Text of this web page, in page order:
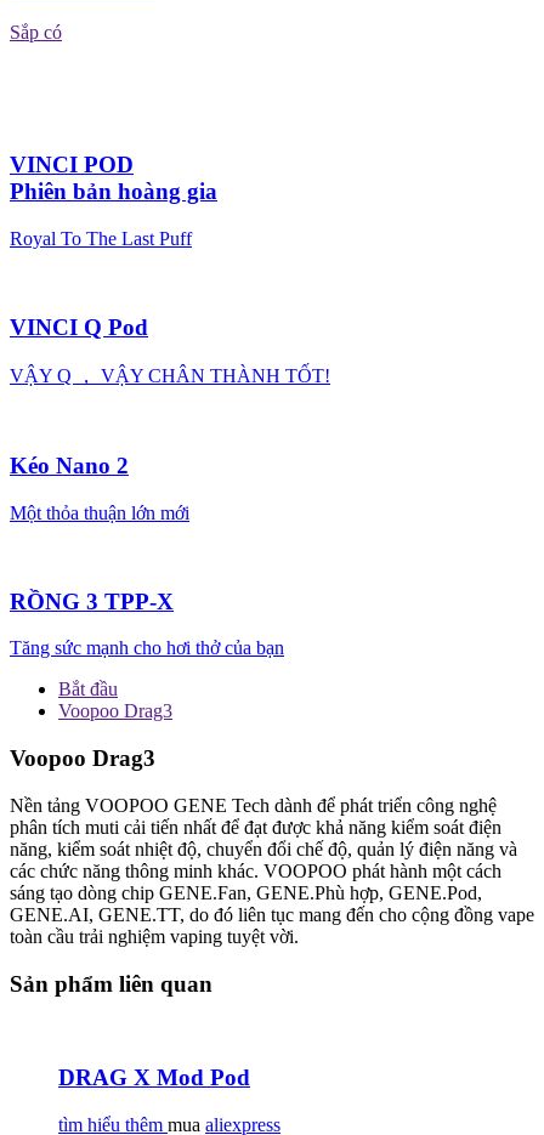
Sắp có
VINCI POD
Phiên bản hoàng gia
Royal To The Last Puff
VINCI Q Pod
VẬY Q ， VẬY CHÂN THÀNH TỐT!
Kéo Nano 2
Một thỏa thuận lớn mới
RỒNG 3 TPP-X
Tăng sức mạnh cho hơi thở của bạn
Bắt đầu
Voopoo Drag3
Voopoo Drag3
Nền tảng VOOPOO GENE Tech dành để phát triển công nghệ
phân tích muti cải tiến nhất để đạt được khả năng kiểm soát điện
năng, kiểm soát nhiệt độ, chuyển đổi chế độ, quản lý điện năng và
các chức năng thông minh khác. VOOPOO phát hành một cách
sáng tạo dòng chip GENE.Fan, GENE.Phù hợp, GENE.Pod,
GENE.AI, GENE.TT, do đó liên tục mang đến cho cộng đồng vape
toàn cầu trải nghiệm vaping tuyệt vời.
Sản phẩm liên quan
DRAG X Mod Pod
tìm hiểu thêm mua aliexpress